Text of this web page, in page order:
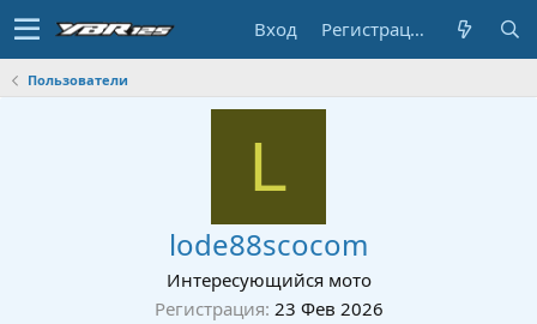
Вход Регистрация
Пользователи
L
lode88scocom
Интересующийся мото
Регистрация 23 Фев 2026